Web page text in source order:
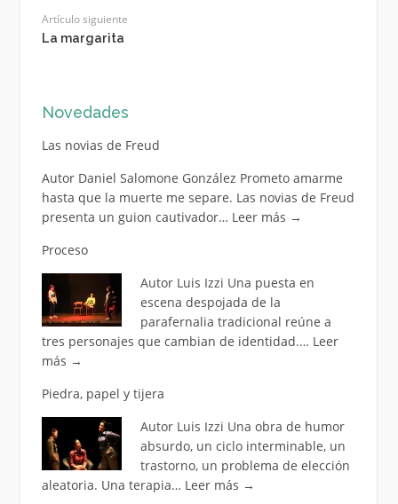
Artículo siguiente
La margarita
Novedades
Las novias de Freud
Autor Daniel Salomone González Prometo amarme
hasta que la muerte me separe. Las novias de Freud
presenta un guion cautivador… Leer más →
Proceso
Autor Luis Izzi Una puesta en
escena despojada de la
parafernalia tradicional reúne a
tres personajes que cambian de identidad.… Leer
más →
Piedra, papel y tijera
Autor Luis Izzi Una obra de humor
absurdo, un ciclo interminable, un
trastorno, un problema de elección
aleatoria. Una terapia… Leer más →